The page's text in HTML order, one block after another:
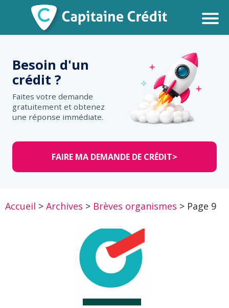
Besoin d'un
crédit ?
Faites votre demande
gratuitement et obtenez
une réponse immédiate.
FAIRE MA DEMANDE DE CRÉDIT>
Accueil > Archives > Brèves organismes > Page 9